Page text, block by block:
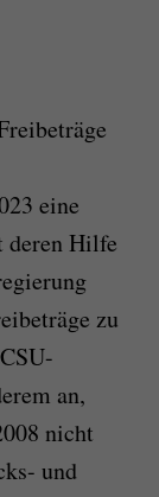
eine
deren Hilfe
zu
an,
nicht
und